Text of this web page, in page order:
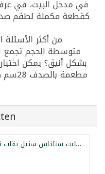
في مدخل البيت، في
كقطعة مكملة لطقم
من أكثر
متوسطة الحجم
بشكل أنيق؟ يمكن
شطاف تواليت ستانلس ستيل بقلب نحاس فيستا